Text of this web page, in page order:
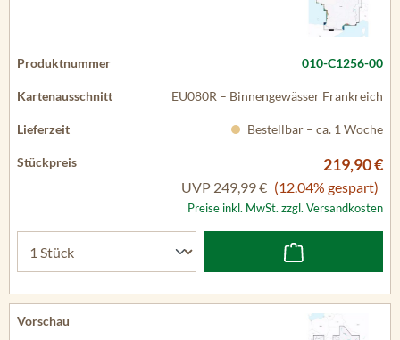
010-C1256-00
EU080R – Binnengewässer Frankreich
Bestellbar – ca. 1 Woche
219,90 €
UVP 249,99 € (12.04% gespart)
Preise inkl. MwSt. zzgl. Versandkosten